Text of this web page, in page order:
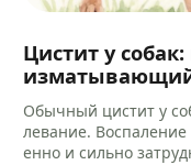
Цистит у
Обычный цистит у
левание.
енно и сильно